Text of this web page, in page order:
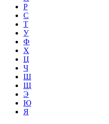
Р
С
Т
У
Ф
Х
Ц
Ч
Ш
Щ
Э
Ю
Я